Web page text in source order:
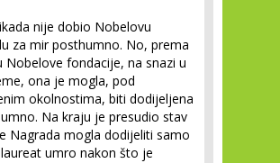
nije dobio Nobelovu
za mir posthumno. No, prema
Nobelove fondacije, na snazi u
ona je mogla, pod
okolnostima, biti dodijeljena
Na kraju je presudio stav
Nagrada mogla dodijeliti samo
umro nakon što je